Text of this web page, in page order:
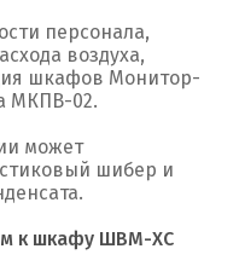
персонала,
воздуха,
шкафов Монитор-
МКПВ-02.
может
шибер и
к шкафу ШВМ-ХС